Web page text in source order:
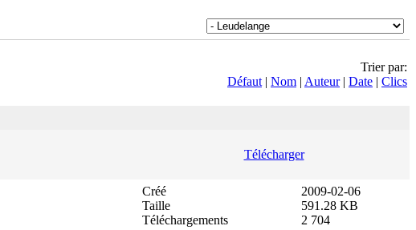
Trier par:
Défaut | Nom | Auteur| Date | Clics
Télécharger
Créé
Taille
Téléchargements
2009-02-06
591.28 KB
2 704